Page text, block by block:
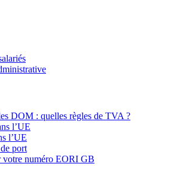
DOM : quelles règles de TVA ?
l’UE
l’UE
port
votre numéro EORI GB